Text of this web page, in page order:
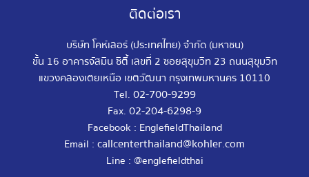
ติดต่อเรา
บริษัท โคห์เลอร์ (ประเทศไทย) จำกัด (มหาชน)
ชั้น 16 อาคารจัสมิน ซิตี้ เลขที่ 2 ซอยสุขุมวิท 23 ถนนสุขุมวิท
แขวงคลองเตยเหนือ เขตวัฒนา กรุงเทพมหานคร 10110
Tel. 02-700-9299
Fax. 02-204-6298-9
Facebook : EnglefieldThailand
Email : callcenterthailand@kohler.com
Line : @englefieldthai